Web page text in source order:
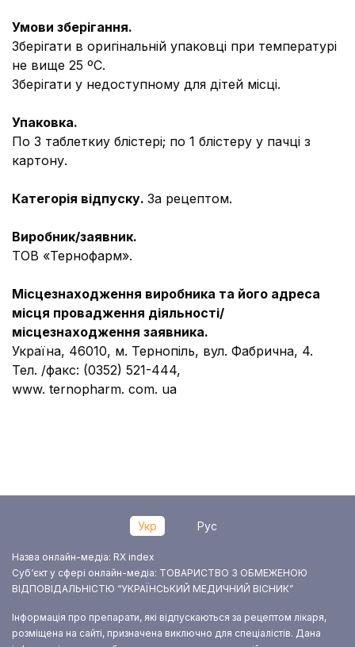
Умови зберігання.
Зберігати в оригінальній упаковці при температурі
не вище 25 ºС.
Зберігати у недоступному для дітей місці.
Упаковка.
По 3 таблеткиу блістері; по 1 блістеру у пачці з
картону.
Категорія відпуску. За рецептом.
Виробник/заявник.
ТОВ «Тернофарм».
Місцезнаходження виробника та його адреса
місця провадження діяльності/
місцезнаходження заявника.
Україна, 46010, м. Тернопіль, вул. Фабрична, 4.
Тел. /факс: (0352) 521-444,
www. ternopharm. com. ua
Укр Рус
Назва онлайн-медіа: RX index
Суб‘єкт у сфері онлайн-медіа: ТОВАРИСТВО З ОБМЕЖЕНОЮ
ВІДПОВІДАЛЬНІСТЮ “УКРАЇНСЬКИЙ МЕДИЧНИЙ ВІСНИК”
Інформація про препарати, які відпускаються за рецептом лікаря,
розміщена на сайті, призначена виключно для спеціалістів. Дана